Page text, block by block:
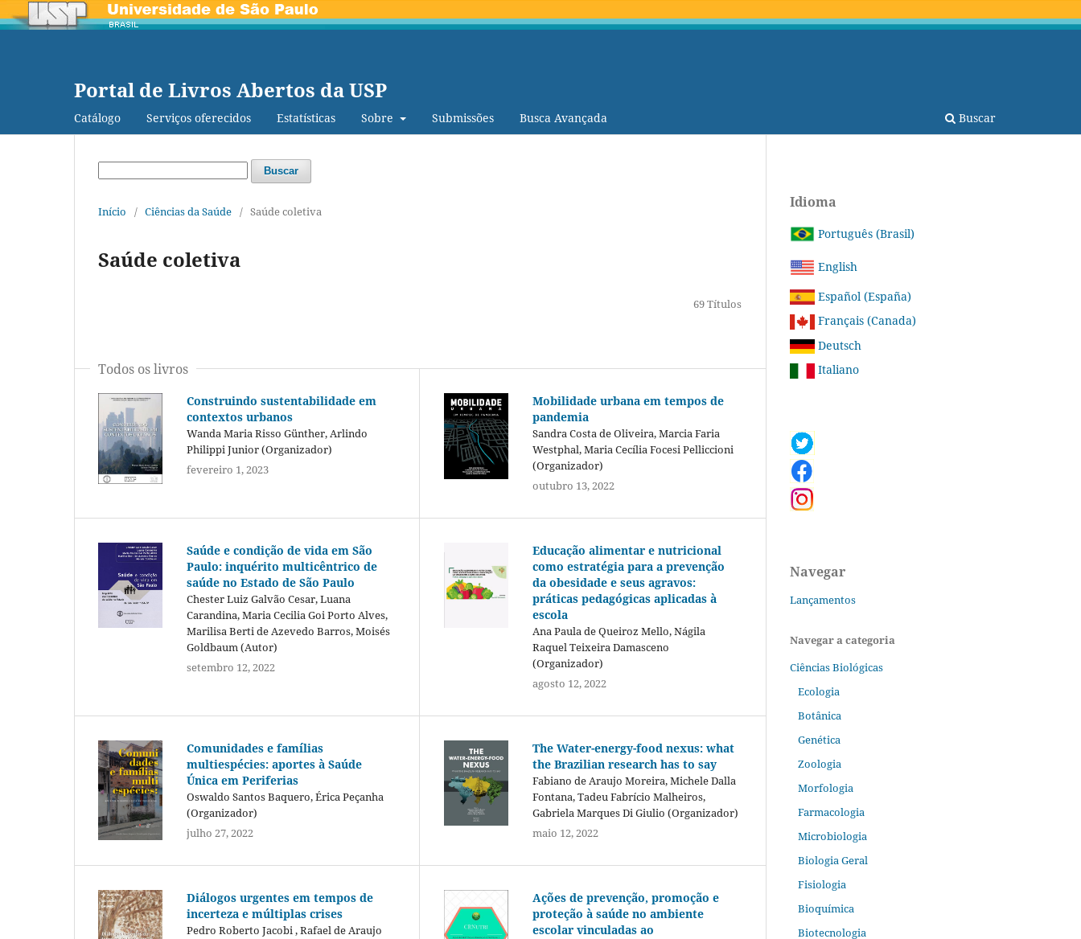
Portal de Livros Abertos da USP
Catálogo Serviços oferecidos Estatísticas Sobre Submissões Busca Avançada Buscar
Buscar
Início / Ciências da Saúde / Saúde coletiva
Saúde coletiva
69 Títulos
Todos os livros
Construindo sustentabilidade em
contextos urbanos
Wanda Maria Risso Günther, Arlindo
Philippi Junior (Organizador)
fevereiro 1, 2023
Mobilidade urbana em tempos de
pandemia
Sandra Costa de Oliveira, Marcia Faria
Westphal, Maria Cecília Focesi Pelliccioni
(Organizador)
outubro 13, 2022
Saúde e condição de vida em São
Paulo: inquérito multicêntrico de
saúde no Estado de São Paulo
Chester Luiz Galvão Cesar, Luana
Carandina, Maria Cecilia Goi Porto Alves,
Marilisa Berti de Azevedo Barros, Moisés
Goldbaum (Autor)
setembro 12, 2022
Educação alimentar e nutricional
como estratégia para a prevenção
da obesidade e seus agravos:
práticas pedagógicas aplicadas à
escola
Ana Paula de Queiroz Mello, Nágila
Raquel Teixeira Damasceno
(Organizador)
agosto 12, 2022
Comunidades e famílias
multiespécies: aportes à Saúde
Única em Periferias
Oswaldo Santos Baquero, Érica Peçanha
(Organizador)
julho 27, 2022
The Water-energy-food nexus: what
the Brazilian research has to say
Fabiano de Araujo Moreira, Michele Dalla
Fontana, Tadeu Fabrício Malheiros,
Gabriela Marques Di Giulio (Organizador)
maio 12, 2022
Diálogos urgentes em tempos de
incerteza e múltiplas crises
Pedro Roberto Jacobi , Rafael de Araujo
Ações de prevenção, promoção e
proteção à saúde no ambiente
escolar vinculadas ao
Idioma
Português (Brasil)
English
Español (España)
Français (Canada)
Deutsch
Italiano
Navegar
Lançamentos
Navegar a categoria
Ciências Biológicas
Ecologia
Botânica
Genética
Zoologia
Morfologia
Farmacologia
Microbiologia
Biologia Geral
Fisiologia
Bioquímica
Biotecnologia